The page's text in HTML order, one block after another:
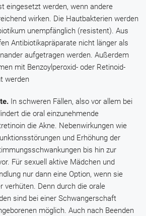
eingesetzt werden, wenn andere
wirken. Die Hautbakterien werden
unempfänglich (resistent). Aus
Antibiotikapräparate nicht länger als
aufgetragen werden. Außerdem
mit Benzoylperoxid- oder Retinoid-
werden
In schweren Fällen, also vor allem bei
die oral einzunehmende
die Akne. Nebenwirkungen wie
und Erhöhung der
bis hin zur
Für sexuell aktive Mädchen und
nur dann eine Option, wenn sie
verhüten. Denn durch die orale
sind bei einer Schwangerschaft
möglich. Auch nach Beenden